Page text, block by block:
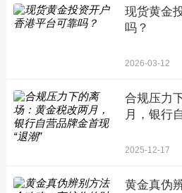
现货黄金
吗？
2026-03-12
合规压力
月，银行
2025-12-17
黄金真伪